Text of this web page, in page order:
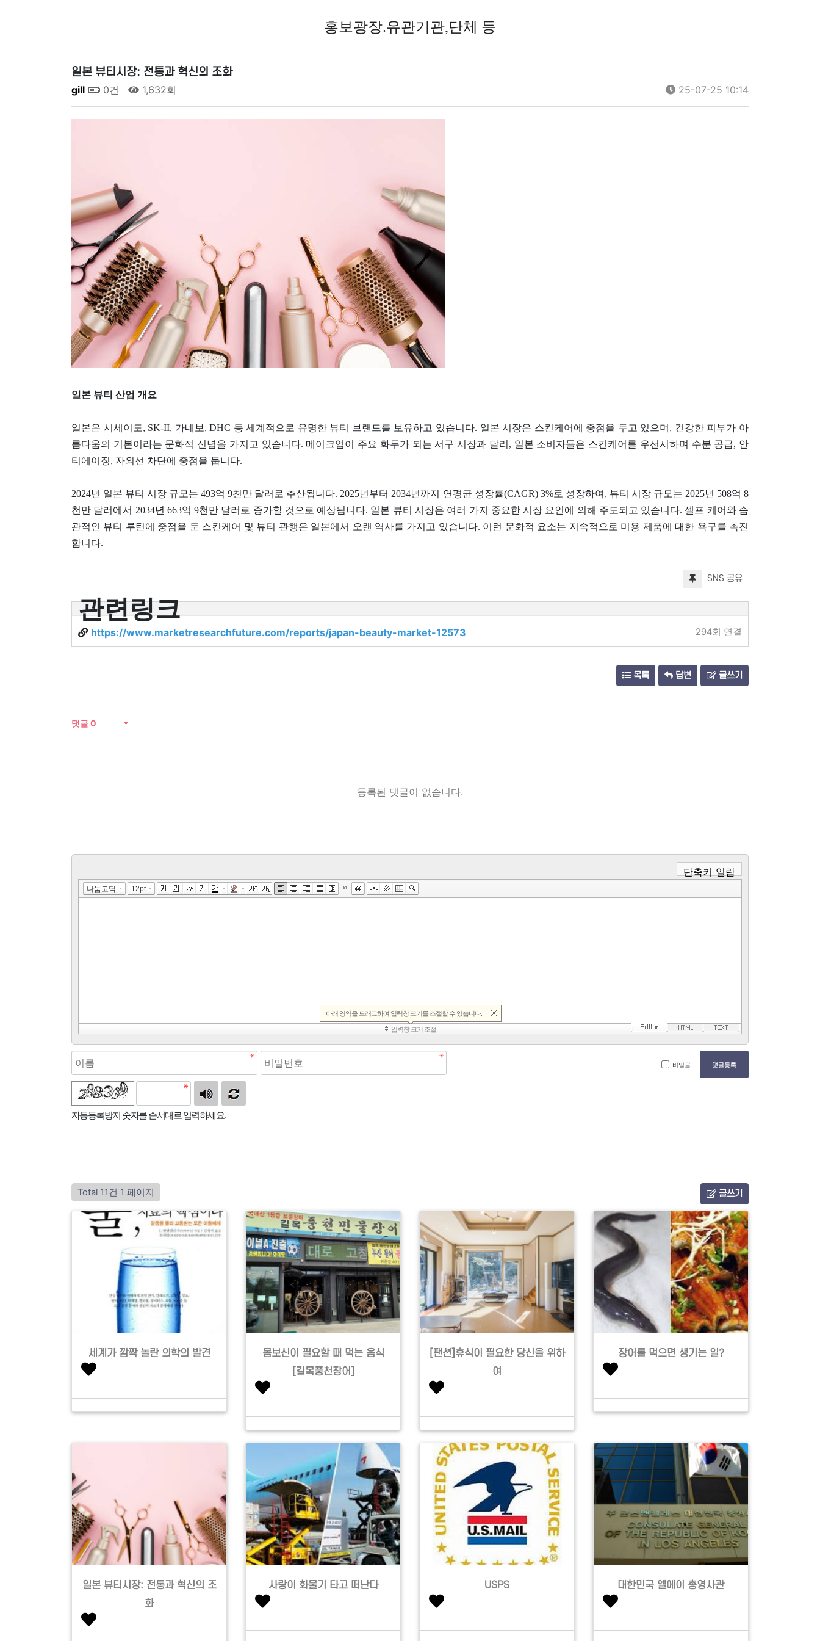
홍보광장.유관기관,단체 등
일본 뷰티시장: 전통과 혁신의 조화
gill 0건 1,632회 25-07-25 10:14
일본 뷰티 산업 개요
일본은 시세이도, SK-II, 가네보, DHC 등 세계적으로 유명한 뷰티 브랜드를 보유하고 있습니다. 일본 시장은 스킨케어에 중점을 두고 있으며, 건강한 피부가 아
름다움의 기본이라는 문화적 신념을 가지고 있습니다. 메이크업이 주요 화두가 되는 서구 시장과 달리, 일본 소비자들은 스킨케어를 우선시하며 수분 공급, 안
티에이징, 자외선 차단에 중점을 둡니다.
2024년 일본 뷰티 시장 규모는 493억 9천만 달러로 추산됩니다. 2025년부터 2034년까지 연평균 성장률(CAGR) 3%로 성장하여, 뷰티 시장 규모는 2025년 508억 8
천만 달러에서 2034년 663억 9천만 달러로 증가할 것으로 예상됩니다. 일본 뷰티 시장은 여러 가지 중요한 시장 요인에 의해 주도되고 있습니다. 셀프 케어와 습
관적인 뷰티 루틴에 중점을 둔 스킨케어 및 뷰티 관행은 일본에서 오랜 역사를 가지고 있습니다. 이런 문화적 요소는 지속적으로 미용 제품에 대한 욕구를 촉진
합니다.
SNS 공유
관련링크
https://www.marketresearchfuture.com/reports/japan-beauty-market-12573 294회 연결
목록 답변 글쓰기
댓글0
등록된 댓글이 없습니다.
단축키 일람
자동등록방지 숫자를 순서대로 입력하세요.
비밀글 댓글등록
Total 11건 1 페이지 글쓰기
세계가 깜짝 놀란 의학의 발견
몸보신이 필요할 때 먹는 음식
[길목풍천장어]
[팬션]휴식이 필요한 당신을 위하
여
장어를 먹으면 생기는 일?
일본 뷰티시장: 전통과 혁신의 조
화
사랑이 화물기 타고 떠난다 USPS 대한민국 엘에이 총영사관